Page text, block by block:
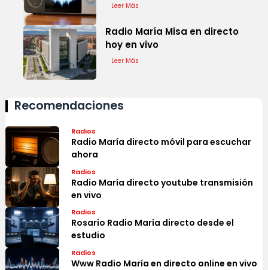
Leer Más
Radio María Misa en directo
hoy en vivo
Leer Más
Recomendaciones
Radios
Radio María directo móvil para escuchar
ahora
Radios
Radio María directo youtube transmisión
en vivo
Radios
Rosario Radio María directo desde el
estudio
Radios
Www Radio María en directo online en vivo